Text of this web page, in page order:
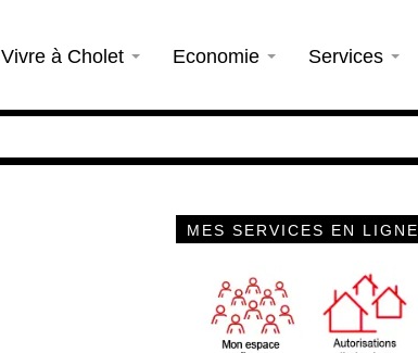
Vivre à Cholet Economie Services
MES SERVICES EN LIGNE